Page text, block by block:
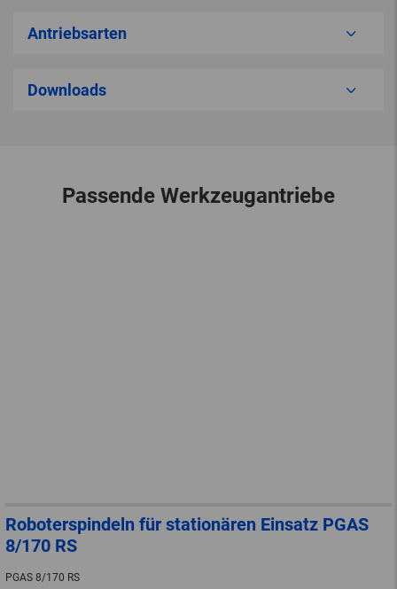
Antriebsarten
Downloads
Passende Werkzeugantriebe
Roboterspindeln für stationären Einsatz PGAS
8/170 RS
PGAS 8/170 RS